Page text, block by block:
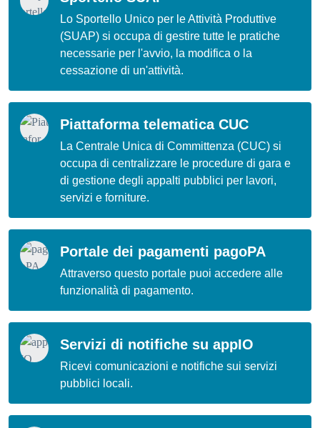
Lo Sportello Unico per le Attività Produttive
(SUAP) si occupa di gestire tutte le pratiche
necessarie per l'avvio, la modifica o la
cessazione di un'attività.
Piattaforma telematica CUC
La Centrale Unica di Committenza (CUC) si
occupa di centralizzare le procedure di gara e
di gestione degli appalti pubblici per lavori,
servizi e forniture.
Portale dei pagamenti pagoPA
Attraverso questo portale puoi accedere alle
funzionalità di pagamento.
Servizi di notifiche su appIO
Ricevi comunicazioni e notifiche sui servizi
pubblici locali.